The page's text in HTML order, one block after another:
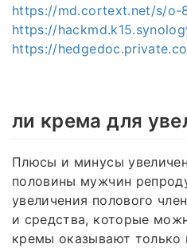
https://md.cortext.net/s/o-
https://
https://
ли крема для
Плюсы и минусы
половины мужчин
увеличения полового
и средства, которые
кремы оказывают